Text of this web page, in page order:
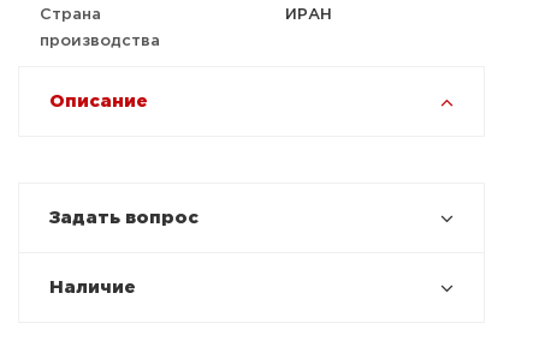
Страна
производства
ИРАН
Описание
Задать вопрос
Наличие